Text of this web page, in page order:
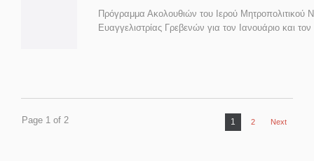
Πρόγραμμα Ακολουθιών του Ιερού Μητροπολιτικού
Ευαγγελιστρίας Γρεβενών για τον Ιανουάριο και
Page 1 of 2 1 2 Next